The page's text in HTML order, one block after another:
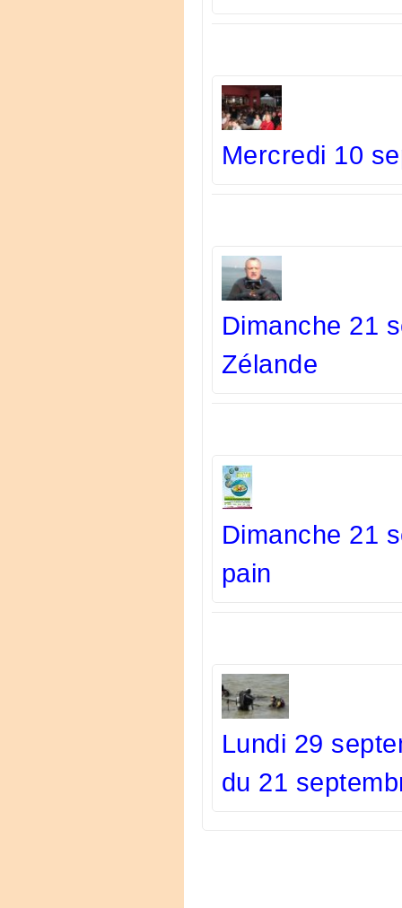
Mercredi 10
Dimanche 21
Zélande
Dimanche 21
pain
Lundi 29
du 21